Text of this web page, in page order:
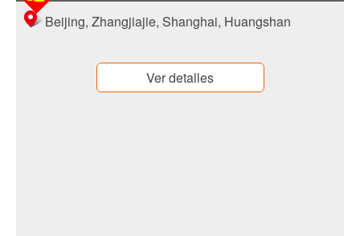
Beijing, Zhangjiajie, Shanghai, Huangshan
Ver detalles